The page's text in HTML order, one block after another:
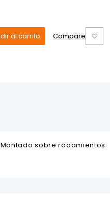
al carrito Compare
sobre rodamientos